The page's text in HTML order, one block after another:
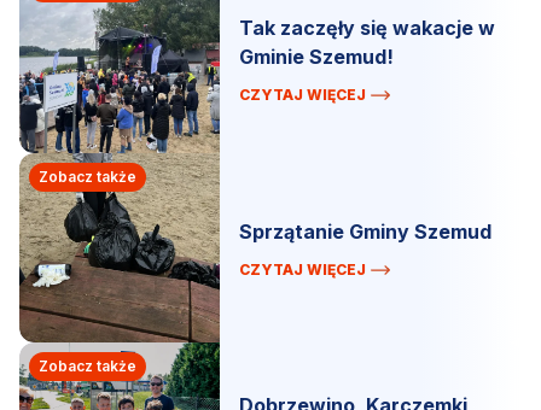
Tak zaczęły się wakacje w
Gminie Szemud!
CZYTAJ WIĘCEJ
Zobacz także
Sprzątanie Gminy Szemud
CZYTAJ WIĘCEJ
Zobacz także